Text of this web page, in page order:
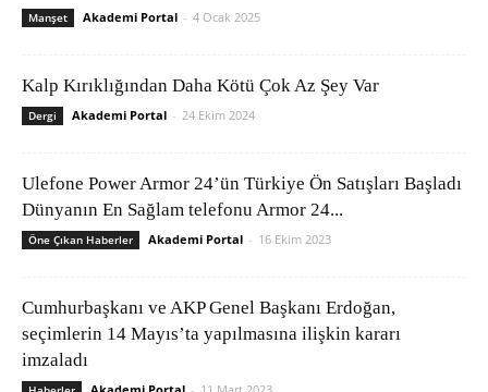
Manşet Akademi Portal - 4 Ocak 2025
Kalp Kırıklığından Daha Kötü Çok Az Şey Var
Dergi Akademi Portal - 24 Ekim 2024
Ulefone Power Armor 24’ün Türkiye Ön Satışları Başladı
Dünyanın En Sağlam telefonu Armor 24...
Öne Çıkan Haberler Akademi Portal - 16 Ekim 2023
Cumhurbaşkanı ve AKP Genel Başkanı Erdoğan,
seçimlerin 14 Mayıs’ta yapılmasına ilişkin kararı
imzaladı